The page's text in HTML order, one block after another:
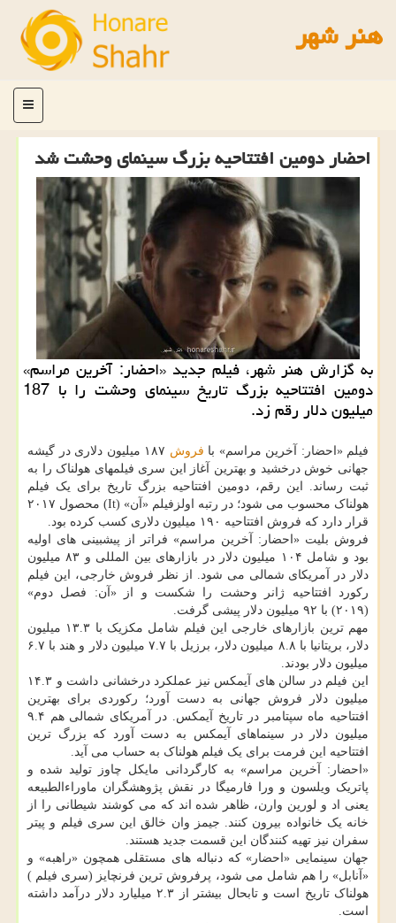
هنر شهر
منو
احضار دومین افتتاحیه بزرگ سینمای وحشت شد
به گزارش هنر شهر، فیلم جدید «احضار: آخرین مراسم»
دومین افتتاحیه بزرگ تاریخ سینمای وحشت را با 187
میلیون دلار رقم زد.
فیلم «احضار: آخرین مراسم» با فروش
۱۸۷ میلیون دلاری در گیشه
جهانی خوش درخشید و بهترین آغاز این سری فیلمهای هولناک را به
ثبت رساند. این رقم، دومین افتتاحیه بزرگ تاریخ برای یک فیلم
هولناک محسوب می شود؛ در رتبه اولزفیلم «آن» (It) محصول ۲۰۱۷
قرار دارد که فروش افتتاحیه ۱۹۰ میلیون دلاری کسب کرده بود.
فروش بلیت «احضار: آخرین مراسم» فراتر از پیشبینی های اولیه
بود و شامل ۱۰۴ میلیون دلار در بازارهای بین المللی و ۸۳ میلیون
دلار در آمریکای شمالی می شود. از نظر فروش خارجی، این فیلم
رکورد افتتاحیه ژانر وحشت را شکست و از «آن: فصل دوم»
(۲۰۱۹) با ۹۲ میلیون دلار پیشی گرفت.
مهم ترین بازارهای خارجی این فیلم شامل مکزیک با ۱۳.۳ میلیون
دلار، بریتانیا با ۸.۸ میلیون دلار، برزیل با ۷.۷ میلیون دلار و هند با ۶.۷
میلیون دلار بودند.
این فیلم در سالن های آیمکس نیز عملکرد درخشانی داشت و ۱۴.۳
میلیون دلار فروش جهانی به دست آورد؛ رکوردی برای بهترین
افتتاحیه ماه سپتامبر در تاریخ آیمکس. در آمریکای شمالی هم ۹.۴
میلیون دلار در سینماهای آیمکس به دست آورد که بزرگ ترین
افتتاحیه این فرمت برای یک فیلم هولناک به حساب می آید.
«احضار: آخرین مراسم» به کارگردانی مایکل چاوز تولید شده و
پاتریک ویلسون و ورا فارمیگا در نقش پژوهشگران ماوراءالطبیعه
یعنی اد و لورین وارن، ظاهر شده اند که می کوشند شیطانی را از
خانه یک خانواده بیرون کنند. جیمز وان خالق این سری فیلم و پیتر
سفران نیز تهیه کنندگان این قسمت جدید هستند.
جهان سینمایی «احضار» که دنباله های مستقلی همچون «راهبه» و
«آنابل» را هم شامل می شود، پرفروش ترین فرنچایز (سری فیلم )
هولناک تاریخ است و تابحال بیشتر از ۲.۳ میلیارد دلار درآمد داشته
است.